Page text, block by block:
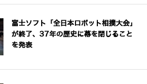
富士ソフト「全日本ロボット相撲大会」
が終了、37年の歴史に幕を閉じること
を発表